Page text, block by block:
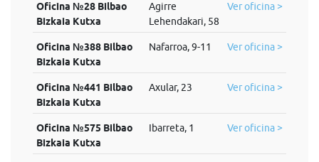
Oficina №28 Bilbao
Bizkaia Kutxa
Agirre
Lehendakari, 58
Ver oficina >
Oficina №388 Bilbao
Bizkaia Kutxa
Nafarroa, 9-11 Ver oficina >
Oficina №441 Bilbao
Bizkaia Kutxa
Axular, 23 Ver oficina >
Oficina №575 Bilbao
Bizkaia Kutxa
Ibarreta, 1 Ver oficina >